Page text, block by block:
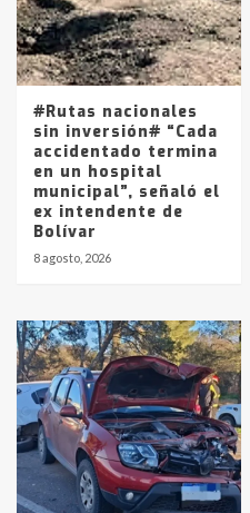
Los precios
La Pampa,
entre 857 a
#Rutas nacionales
sin inversión# “Cada
accidentado termina
en un hospital
municipal”, señaló el
ex intendente de
Bolívar
8 agosto, 2026